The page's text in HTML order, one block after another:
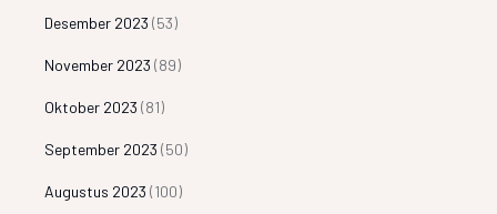
Desember 2023 (53)
November 2023 (89)
Oktober 2023 (81)
September 2023 (50)
Augustus 2023 (100)